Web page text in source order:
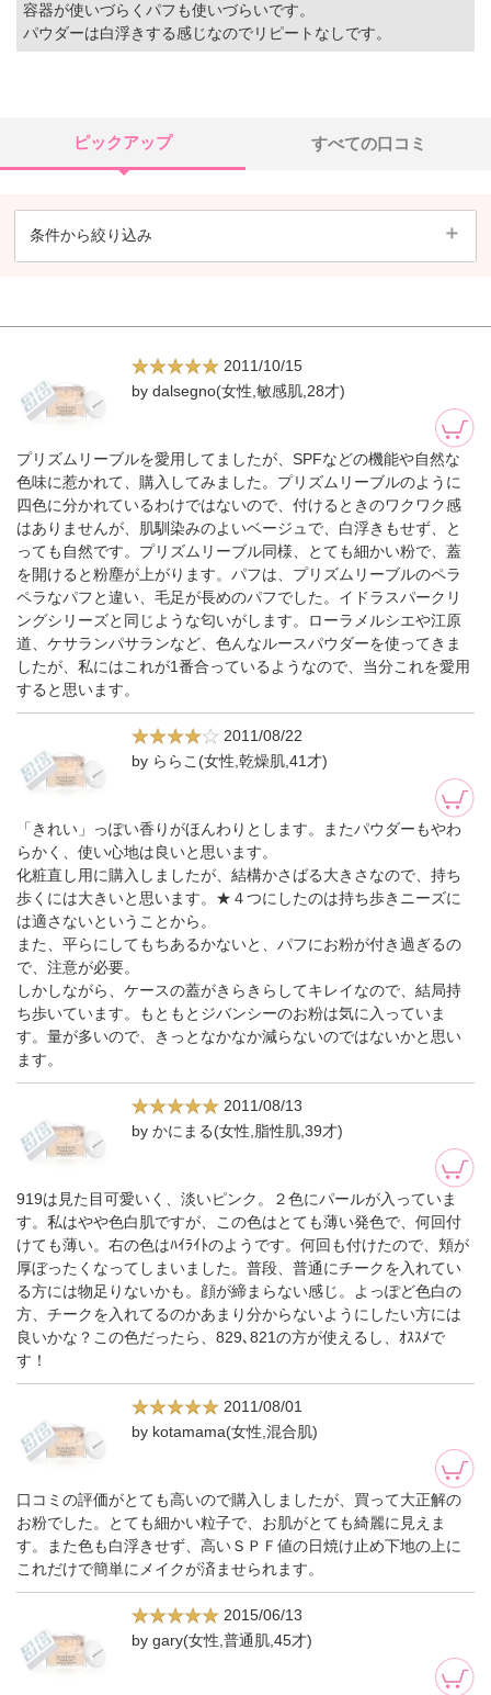
容器が使いづらくパフも使いづらいです。
パウダーは白浮きする感じなのでリピートなしです。
ピックアップ すべての口コミ
条件から絞り込み
2011/10/15
by dalsegno(女性,敏感肌,28才)
プリズムリーブルを愛用してましたが、SPFなどの機能や自然な
色味に惹かれて、購入してみました。プリズムリーブルのように
四色に分かれているわけではないので、付けるときのワクワク感
はありませんが、肌馴染みのよいベージュで、白浮きもせず、と
っても自然です。プリズムリーブル同様、とても細かい粉で、蓋
を開けると粉塵が上がります。パフは、プリズムリーブルのペラ
ペラなパフと違い、毛足が長めのパフでした。イドラスパークリ
ングシリーズと同じような匂いがします。ローラメルシエや江原
道、ケサランパサランなど、色んなルースパウダーを使ってきま
したが、私にはこれが1番合っているようなので、当分これを愛用
すると思います。
2011/08/22
by ららこ(女性,乾燥肌,41才)
「きれい」っぽい香りがほんわりとします。またパウダーもやわ
らかく、使い心地は良いと思います。
化粧直し用に購入しましたが、結構かさばる大きさなので、持ち
歩くには大きいと思います。★４つにしたのは持ち歩きニーズに
は適さないということから。
また、平らにしてもちあるかないと、パフにお粉が付き過ぎるの
で、注意が必要。
しかしながら、ケースの蓋がきらきらしてキレイなので、結局持
ち歩いています。もともとジバンシーのお粉は気に入っていま
す。量が多いので、きっとなかなか減らないのではないかと思い
ます。
2011/08/13
by かにまる(女性,脂性肌,39才)
919は見た目可愛いく、淡いピンク。２色にパールが入っていま
す。私はやや色白肌ですが、この色はとても薄い発色で、何回付
けても薄い。右の色はﾊｲﾗｲﾄのようです。何回も付けたので、頬が
厚ぼったくなってしまいました。普段、普通にチークを入れてい
る方には物足りないかも。顔が締まらない感じ。よっぽど色白の
方、チークを入れてるのかあまり分からないようにしたい方には
良いかな？この色だったら、829､821の方が使えるし、ｵｽｽﾒで
す！
2011/08/01
by kotamama(女性,混合肌)
口コミの評価がとても高いので購入しましたが、買って大正解の
お粉でした。とても細かい粒子で、お肌がとても綺麗に見えま
す。また色も白浮きせず、高いＳＰＦ値の日焼け止め下地の上に
これだけで簡単にメイクが済ませられます。
2015/06/13
by gary(女性,普通肌,45才)